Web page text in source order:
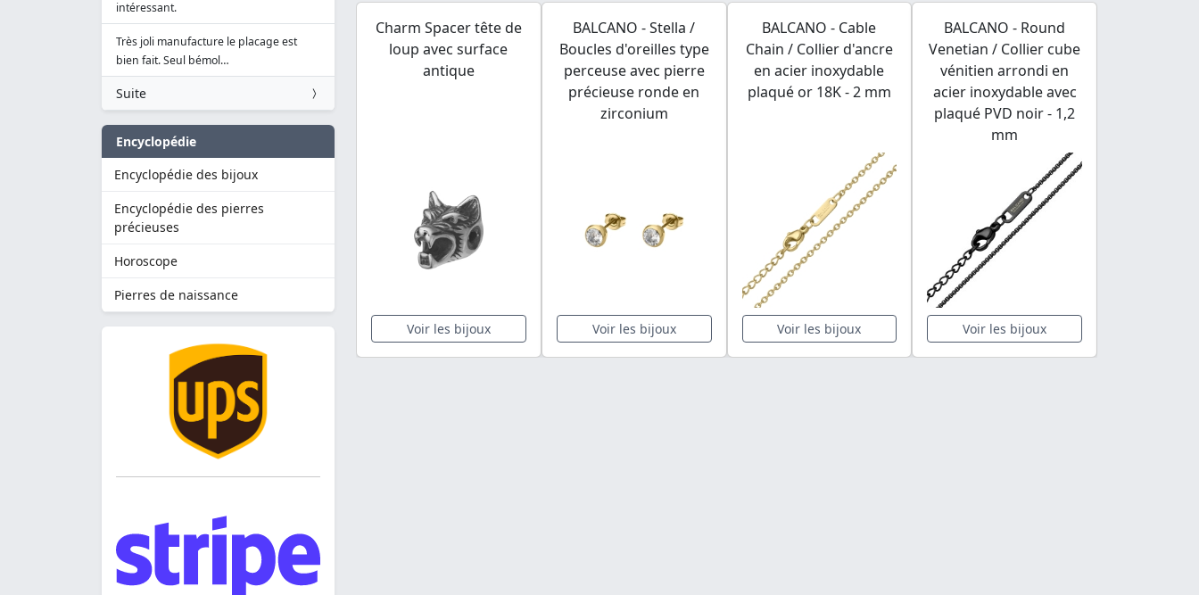
intéressant.
Très joli manufacture le placage est
bien fait. Seul bémol…
Suite
Encyclopédie
Encyclopédie des bijoux
Encyclopédie des pierres
précieuses
Horoscope
Pierres de naissance
Charm Spacer tête de
loup avec surface
antique
Voir les bijoux
BALCANO - Stella /
Boucles d'oreilles type
perceuse avec pierre
précieuse ronde en
zirconium
Voir les bijoux
BALCANO - Cable
Chain / Collier d'ancre
en acier inoxydable
plaqué or 18K - 2 mm
Voir les bijoux
BALCANO - Round
Venetian / Collier cube
vénitien arrondi en
acier inoxydable avec
plaqué PVD noir - 1,2
mm
Voir les bijoux